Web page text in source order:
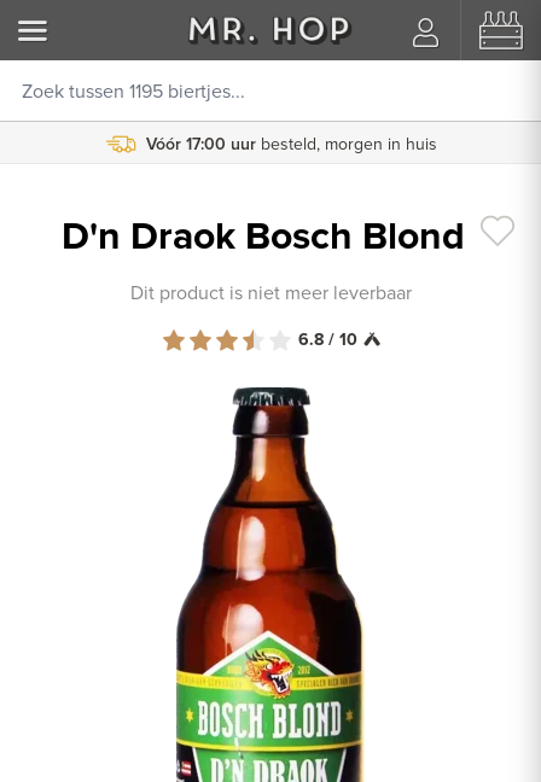
Vóór 17:00 uur besteld, morgen in huis
D'n Draok Bosch Blond
Dit product is niet meer leverbaar
6.8 / 10